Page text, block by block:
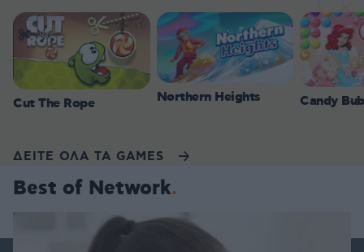
Cut The Rope Northern Heights Candy
ΔΕΙΤΕ ΟΛΑ ΤΑ GAMES
Best of Network